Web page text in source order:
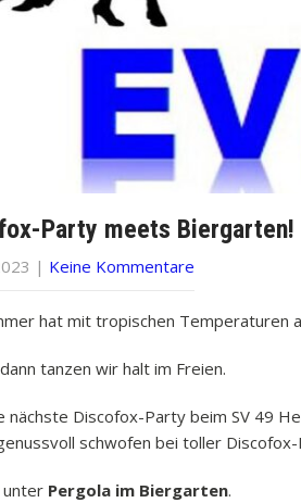
Party meets Biergarten!
| Keine Kommentare
hat mit tropischen Temperaturen
tanzen wir halt im Freien.
nächste Discofox-Party beim SV 49
schwofen bei toller Discofox-
unter Pergola im Biergarten.